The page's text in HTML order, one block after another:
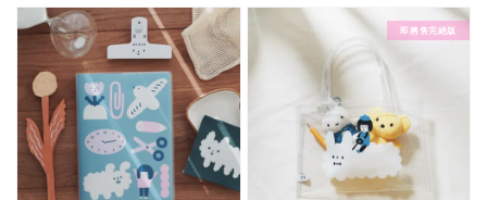
即將售完絕版